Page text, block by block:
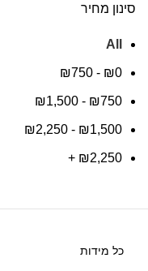
סינון מחיר
All
₪0
-
₪750
₪750
-
₪1,500
₪1,500
-
₪2,250
₪2,250
+